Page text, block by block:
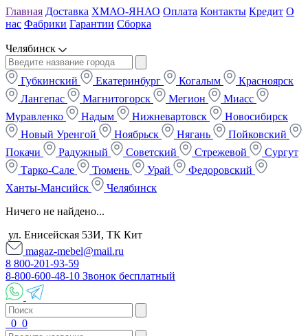
Главная Доставка ХМАО-ЯНАО Оплата Контакты Кредит О
нас Фабрики Гарантии Сборка
Челябинск
Губкинский Екатеринбург Когалым
Красноярск
Лангепас
Магнитогорск Мегион
Миасс
Муравленко
Надым Нижневартовск
Новосибирск
Новый Уренгой
Ноябрьск Нягань
Пойковский
Покачи
Радужный Советский Стрежевой
Сургут
Тарко-Сале
Тюмень Урай
Федоровский
Ханты-Мансийск
Челябинск
Ничего не найдено...
ул. Енисейская 53И, ТК Кит
magaz-mebel@mail.ru
8 800-201-93-59
8-800-600-48-10 Звонок бесплатный
0 0